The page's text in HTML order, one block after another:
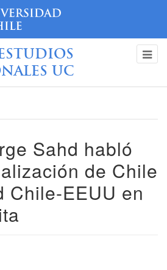
UC
Sahd habló
de Chile
Chile-EEUU en